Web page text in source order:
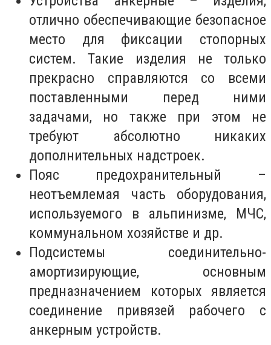
отлично обеспечивающие безопасное
место для фиксации стопорных
систем. Такие изделия не только
прекрасно справляются со всеми
поставленными перед ними
задачами, но также при этом не
требуют абсолютно никаких
дополнительных надстроек.
Пояс предохранительный –
неотъемлемая часть оборудования,
используемого в альпинизме, МЧС,
коммунальном хозяйстве и др.
Подсистемы соединительно-
амортизирующие, основным
предназначением которых является
соединение привязей рабочего с
анкерным устройств.